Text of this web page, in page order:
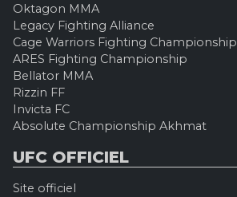
Oktagon MMA
Legacy Fighting Alliance
Cage Warriors Fighting Championship
ARES Fighting Championship
Bellator MMA
Rizzin FF
Invicta FC
Absolute Championship Akhmat
UFC OFFICIEL
Site officiel